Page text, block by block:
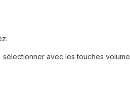
avec les touches